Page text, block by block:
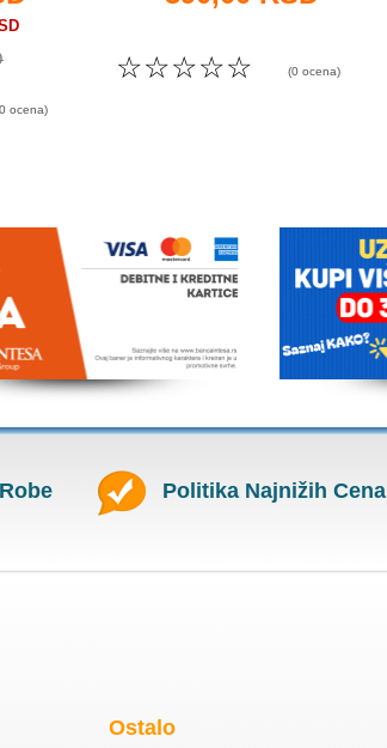
ocena)
☆
☆
☆
☆
☆ (0 ocena)
Politika Najnižih Cena
Ostalo